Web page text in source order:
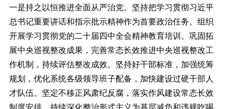
一是持之以恒推进全面从严治党。坚持把学习贯彻习近平
总书记重要讲话和指示批示精神作为首要政治任务。组织
开展学习贯彻党的二十届四中全会精神教育培训。巩固拓
展中央巡视整改成果，完善常态长效推进中央巡视整改工
作机制，持续评估整改成效。坚持好干部标准，加强统筹
规划，优化系统各级领导班子配备，加快建设过硬干部人
才队伍。坚定不移正风肃纪反腐，落实作风建设常态长效
制度安排，持续深化整治形式主义为基层减负和违规吃喝